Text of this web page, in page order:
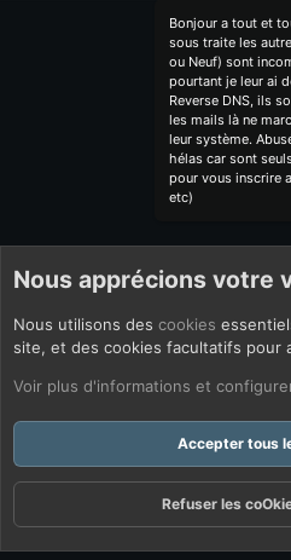
Bonjour a tout et
sous traite les
ou Neuf) sont
pourtant je leur ai
Reverse DNS, ils
les mails là ne
leur système.
hélas car sont
pour vous inscrire
etc)
Nous apprécions votre
Nous utilisons des cookies
site, et des cookies facultatifs pour
Voir plus d'informations et
Accepter tous
Refuser les